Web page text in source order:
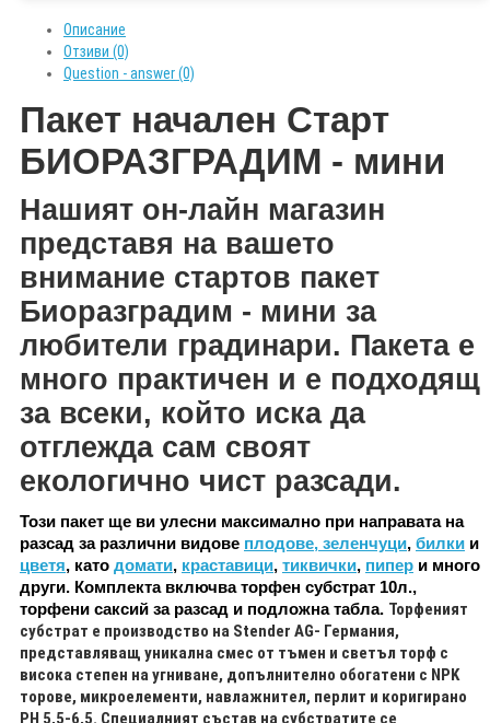
Описание
Отзиви (0)
Question - answer (0)
Пакет начален Старт
БИОРАЗГРАДИМ - мини
Нашият он-лайн магазин
представя на вашето
внимание стартов пакет
Биоразградим - мини за
любители градинари. Пакета е
много практичен и е подходящ
за всеки, който иска да
отглежда сам своят
екологично чист разсади.
Този пакет ще ви улесни максимално при направата на
разсад за различни видове плодове, зеленчуци, билки и
цветя, като домати, краставици, тиквички, пипер и много
други. Комплекта включва торфен субстрат 10л.,
торфени саксий за разсад и подложна табла. Торфеният
субстрат е производство на Stender AG- Германия,
представляващ уникална смес от тъмен и светъл торф с
висока степен на угниване, допълнително обогатени с NPK
торове, микроелементи, навлажнител, перлит и коригирано
РН 5,5-6,5. Специалният състав на субстратите се